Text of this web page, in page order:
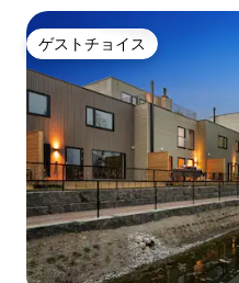
ゲストチョイス
ゲストチョイス